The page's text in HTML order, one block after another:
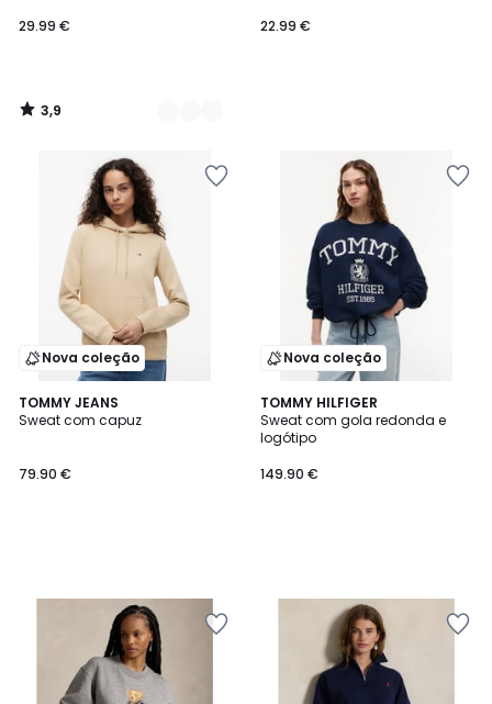
29.99 €
3,9
/
peito
22.99 €
Nova coleção
TOMMY JEANS
Sweat com capuz
79.90 €
Nova coleção
TOMMY HILFIGER
Sweat com gola redonda e
logótipo
149.90 €